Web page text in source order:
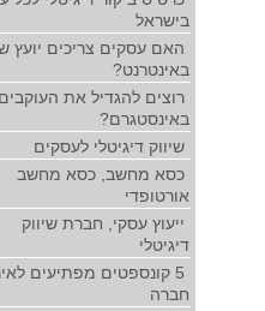
בישראל
האם עסקים צריכים יועץ
באינטרנט?
רוצים להגדיל את העוקבים
באינסטגרם?
שיווק דיגיטלי לעסקים
כסא מחשב, כסא מחשב
אורטופדי
ייעוץ עסקי, חברת שיווק
דיגיטלי
5 קונספטים מפתיעים
חברה